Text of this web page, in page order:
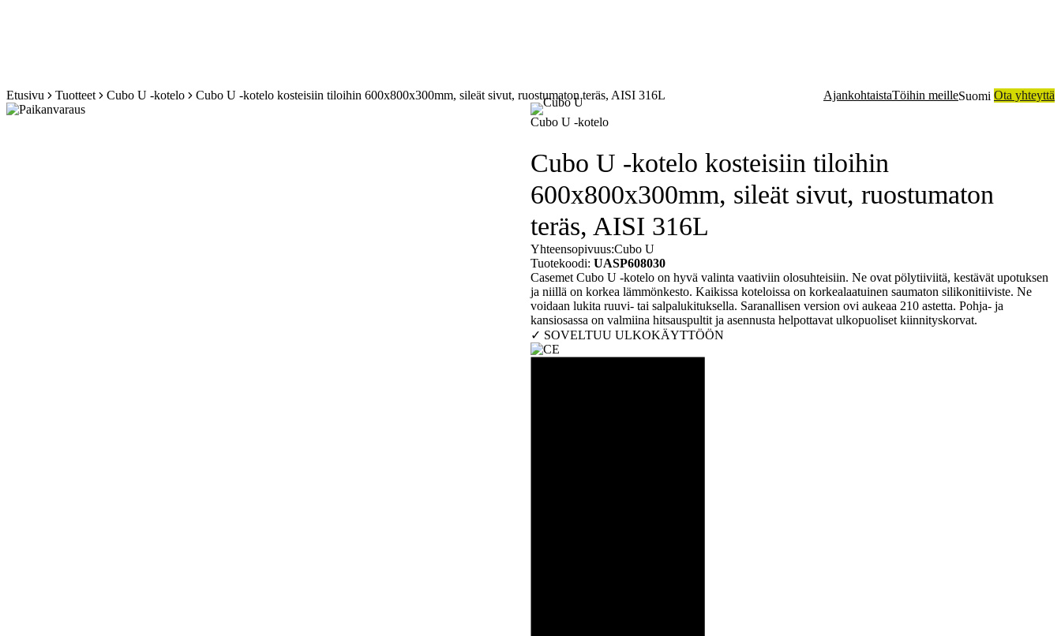
Siirry
sisältöön
AjankohtaistaTöihin meilleSuomi Ota yhteyttä
Etusivu Tuotteet Cubo U -kotelo
Cubo U -kotelo kosteisiin tiloihin 600x800x300mm, sileät sivut, ruostumaton teräs, AISI 316L
Cubo U -kotelo
Cubo U -kotelo kosteisiin tiloihin
600x800x300mm, sileät sivut, ruostumaton
teräs, AISI 316L
Yhteensopivuus:Cubo U
Tuotekoodi: UASP608030
Casemet Cubo U -kotelo on hyvä valinta vaativiin olosuhteisiin. Ne ovat pölytiiviitä, kestävät upotuksen
ja niillä on korkea lämmönkesto. Kaikissa koteloissa on korkealaatuinen saumaton silikonitiiviste. Ne
voidaan lukita ruuvi- tai salpalukituksella. Saranallisen version ovi aukeaa 210 astetta. Pohja- ja
kansiosassa on valmiina hitsauspultit ja asennusta helpottavat ulkopuoliset kiinnityskorvat.
✓ SOVELTUU ULKOKÄYTTÖÖN